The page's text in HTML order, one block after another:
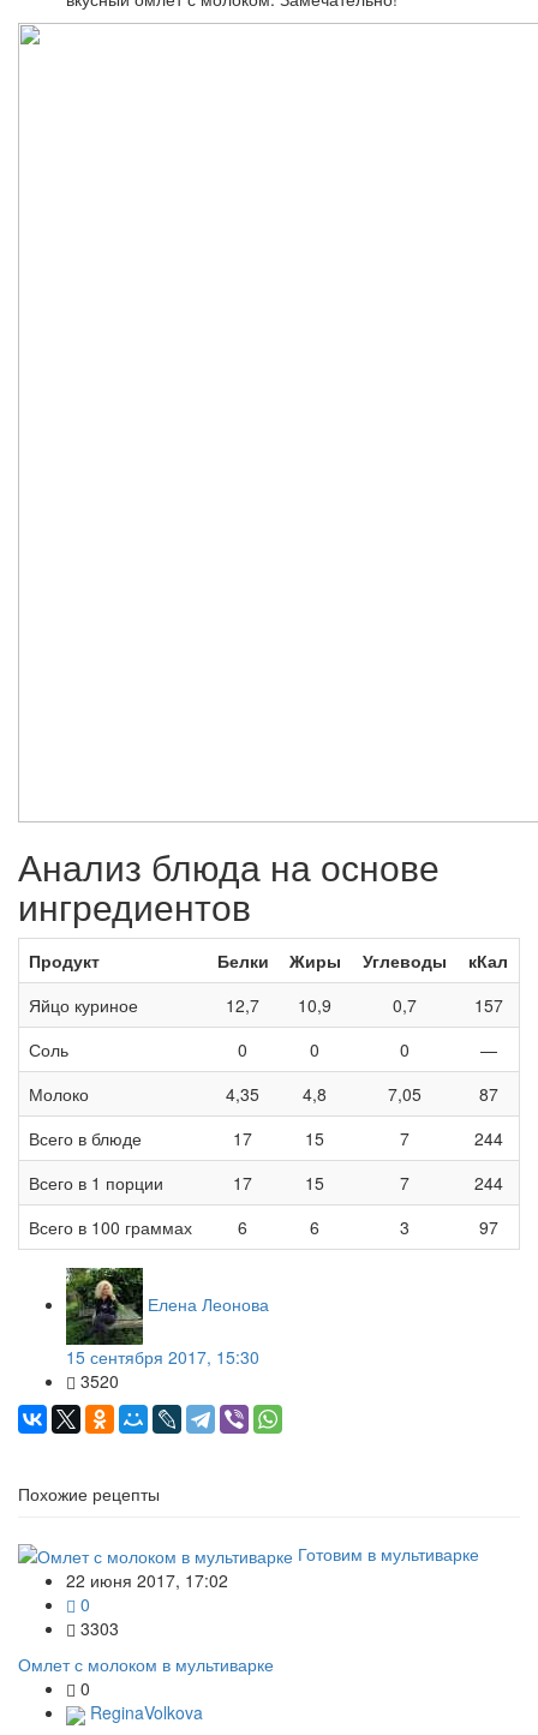
Анализ блюда на основе
ингредиентов
Продукт Белки Жиры Углеводы
кКал
Яйцо куриное
12,7 10,9 0,7
157
Соль
0 0 0
—
Молоко
4,35 4,8 7,05
87
Всего в блюде
17 15 7
244
Всего в 1 порции
17 15 7
244
Всего в 100 граммах
6 6 3 97
Елена Леонова
15 сентября 2017, 15:30
3520
Похожие рецепты
Готовим в мультиварке
22 июня 2017, 17:02
0
3303
Омлет с молоком в мультиварке
0
ReginaVolkova